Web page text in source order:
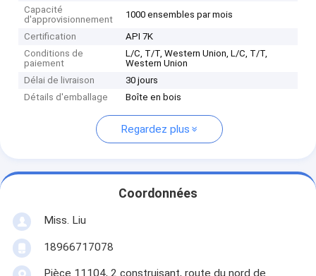
Capacité
d'approvisionnement
1000 ensembles par mois
Certification
API 7K
Conditions de
paiement
L/C, T/T, Western Union, L/C, T/T,
Western Union
Délai de livraison
30 jours
Détails d'emballage
Boîte en bois
Regardez plus
Coordonnées
Miss. Liu
18966717078
Pièce 11104, 2 construisant, route du nord de